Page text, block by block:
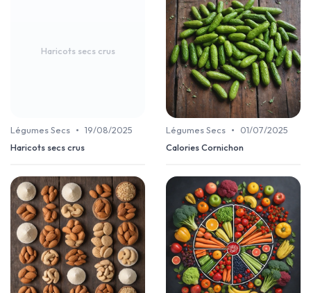
Haricots secs crus
Légumes Secs • 19/08/2025
Haricots secs crus
Légumes Secs •
01/07/2025
Calories Cornichon